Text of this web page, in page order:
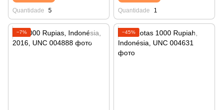
Quantidade 5 Quantidade 1
−7% −45%